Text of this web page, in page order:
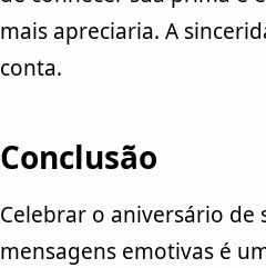
mais apreciaria. A
conta.
Conclusão
Celebrar o aniversário de
mensagens emotivas é